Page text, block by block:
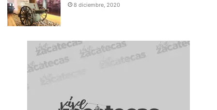
8 diciembre, 2020